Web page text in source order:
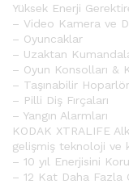
Yüksek Enerji
– Video Kamera ve
– Oyuncaklar
– Uzaktan
– Oyun Konsolları &
– Taşınabilir Hoparlör
– Pilli Diş Fırçaları
– Yangın Alarmları
KODAK XTRALIFE
gelişmiş teknoloji ve
– 10 yıl Enerjisini
– 12 Kat Daha Fazla